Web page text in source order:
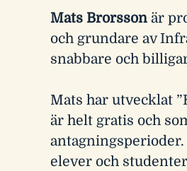
Mats Brorsson är
och grundare av
snabbare och
Mats har utvecklat
är helt gratis och
antagningsperioder.
elever och